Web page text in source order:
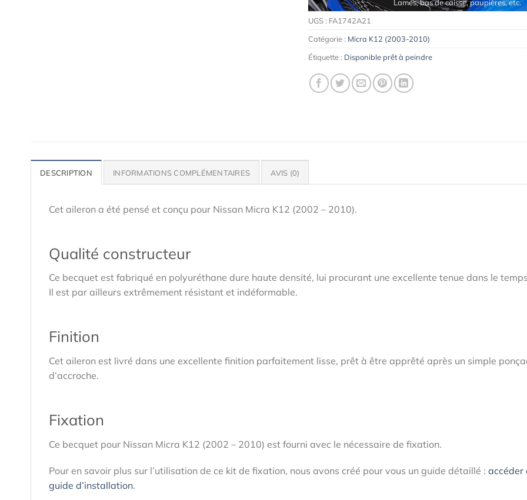
UGS : FA1742A21
Catégorie : Micra K12 (2003-2010)
Étiquette : Disponible prêt à peindre
DESCRIPTION INFORMATIONS COMPLÉMENTAIRES AVIS (0)
Cet aileron a été pensé et conçu pour Nissan Micra K12 (2002 – 2010).
Qualité constructeur
Ce becquet est fabriqué en polyuréthane dure haute densité, lui procurant une excellente tenue dans le
Il est par ailleurs extrêmement résistant et indéformable.
Finition
Cet aileron est livré dans une excellente finition parfaitement lisse, prêt à être apprêté après un simple
d’accroche.
Fixation
Ce becquet pour Nissan Micra K12 (2002 – 2010) est fourni avec le nécessaire de fixation.
Pour en savoir plus sur l’utilisation de ce kit de fixation, nous avons créé pour vous un guide détaillé : accéder
guide d’installation.